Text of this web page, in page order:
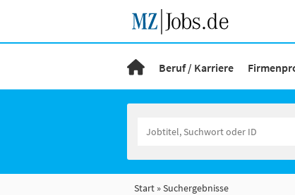
Beruf / Karriere
Start Suchergebnisse